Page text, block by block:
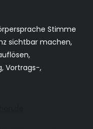
Stimme
sichtbar machen,
Vortrags-,